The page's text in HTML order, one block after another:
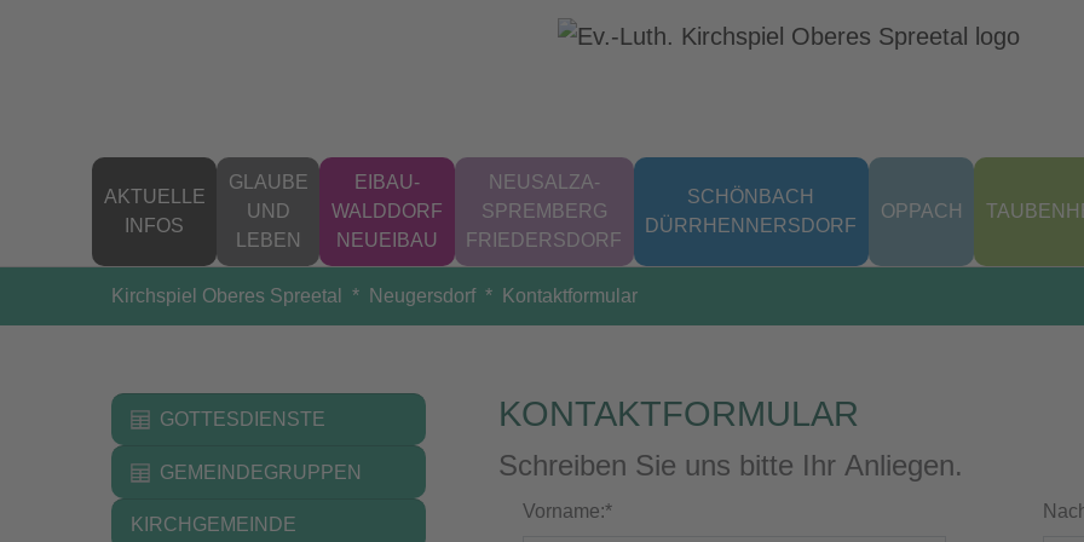
Zum Hauptinhalt springen
AKTUELLE
INFOS
GLAUBE
UND
LEBEN
EIBAU-
WALDDORF
NEUEIBAU
NEUSALZA-
SPREMBERG
FRIEDERSDORF
SCHÖNBACH
DÜRRHENNERSDORF
OPPACH
Kirchspiel Oberes Spreetal Neugersdorf Kontaktformular
GOTTESDIENSTE
GEMEINDEGRUPPEN
KIRCHGEMEINDE
KONTAKTFORMULAR
Schreiben Sie uns bitte Ihr Anliegen.
Vorname:*